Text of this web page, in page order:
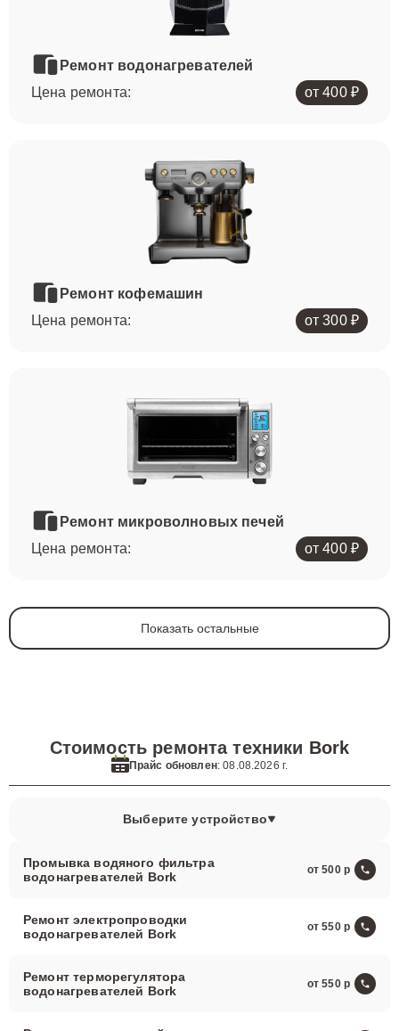
Ремонт водонагревателей
Цена ремонта:
от 400 ₽
Ремонт кофемашин
Цена ремонта:
от 300 ₽
Ремонт микроволновых печей
Цена ремонта:
от 400 ₽
Показать остальные
Стоимость ремонта техники Bork
Прайс обновлен: 08.08.2026 г.
Выберите устройство
Промывка водяного фильтра
водонагревателей Bork
от 500
Ремонт электропроводки
водонагревателей Bork
от 550
Ремонт терморегулятора
водонагревателей Bork
от 550